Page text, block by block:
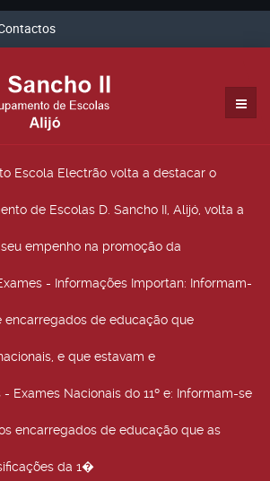
Escola Electrão volta a destacar o
de Escolas D. Sancho II, Alijó, volta a
empenho na promoção da
- Informações Importan: Informam-
encarregados de educação que
e que estavam e
Exames Nacionais do 11º e: Informam-se
encarregados de educação que as
da 1�